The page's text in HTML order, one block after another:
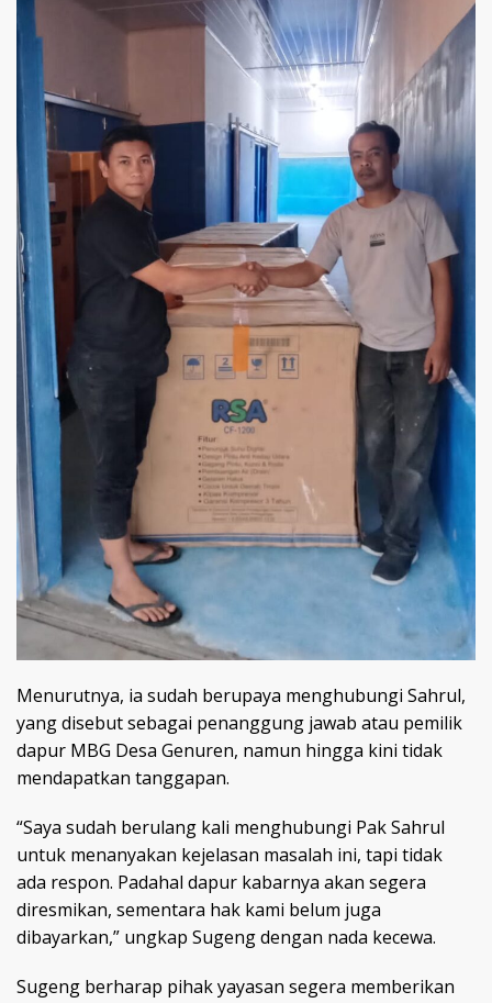
Menurutnya, ia sudah berupaya menghubungi Sahrul,
yang disebut sebagai penanggung jawab atau pemilik
dapur MBG Desa Genuren, namun hingga kini tidak
mendapatkan tanggapan.
“Saya sudah berulang kali menghubungi Pak Sahrul
untuk menanyakan kejelasan masalah ini, tapi tidak
ada respon. Padahal dapur kabarnya akan segera
diresmikan, sementara hak kami belum juga
dibayarkan,” ungkap Sugeng dengan nada kecewa.
Sugeng berharap pihak yayasan segera memberikan